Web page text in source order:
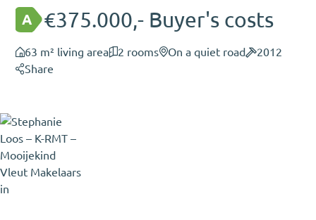
A €375.000,- Buyer's costs
63 m² living area 2 rooms On a quiet road
2012
Share